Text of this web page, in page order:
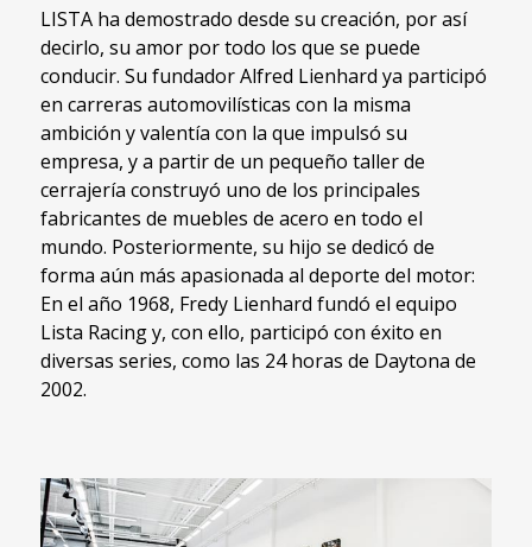
LISTA ha demostrado desde su creación, por así
decirlo, su amor por todo los que se puede
conducir. Su fundador Alfred Lienhard ya participó
en carreras automovilísticas con la misma
ambición y valentía con la que impulsó su
empresa, y a partir de un pequeño taller de
cerrajería construyó uno de los principales
fabricantes de muebles de acero en todo el
mundo. Posteriormente, su hijo se dedicó de
forma aún más apasionada al deporte del motor:
En el año 1968, Fredy Lienhard fundó el equipo
Lista Racing y, con ello, participó con éxito en
diversas series, como las 24 horas de Daytona de
2002.